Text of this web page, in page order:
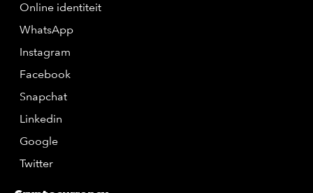
Online identiteit
WhatsApp
Instagram
Facebook
Snapchat
Linkedin
Google
Twitter